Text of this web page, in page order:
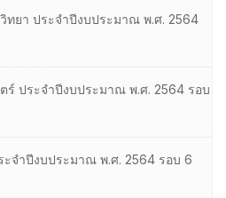
ทยา ประจำปีงบประมาณ พ.ศ. 2564
ร์ ประจำปีงบประมาณ พ.ศ. 2564 รอบ
จำปีงบประมาณ พ.ศ. 2564 รอบ 6